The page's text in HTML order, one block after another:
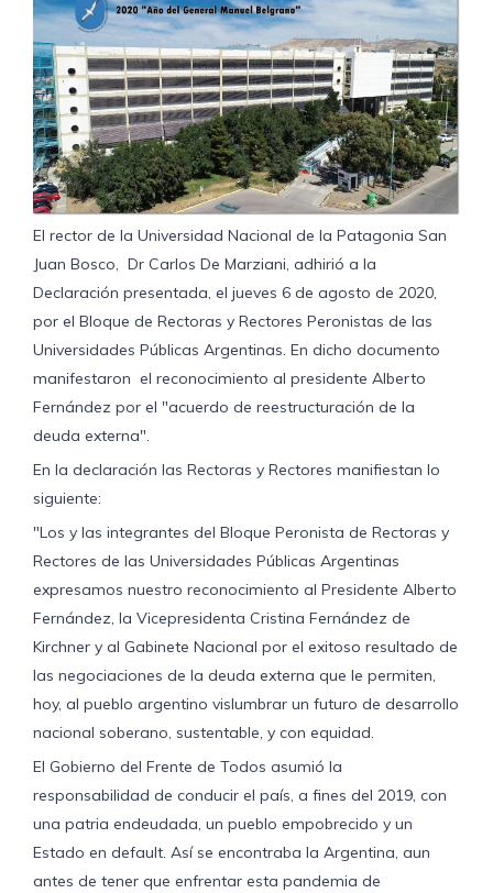
El rector de la Universidad Nacional de la Patagonia San
Juan Bosco, Dr Carlos De Marziani, adhirió a la
Declaración presentada, el jueves 6 de agosto de 2020,
por el Bloque de Rectoras y Rectores Peronistas de las
Universidades Públicas Argentinas. En dicho documento
manifestaron el reconocimiento al presidente Alberto
Fernández por el "acuerdo de reestructuración de la
deuda externa".
En la declaración las Rectoras y Rectores manifiestan lo
siguiente:
"Los y las integrantes del Bloque Peronista de Rectoras y
Rectores de las Universidades Públicas Argentinas
expresamos nuestro reconocimiento al Presidente Alberto
Fernández, la Vicepresidenta Cristina Fernández de
Kirchner y al Gabinete Nacional por el exitoso resultado de
las negociaciones de la deuda externa que le permiten,
hoy, al pueblo argentino vislumbrar un futuro de desarrollo
nacional soberano, sustentable, y con equidad.
El Gobierno del Frente de Todos asumió la
responsabilidad de conducir el país, a fines del 2019, con
una patria endeudada, un pueblo empobrecido y un
Estado en default. Así se encontraba la Argentina, aun
antes de tener que enfrentar esta pandemia de